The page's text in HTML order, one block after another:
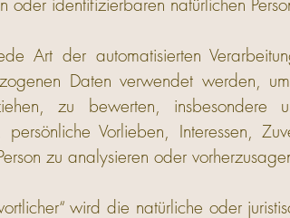
Art der automatisierten
Daten verwendet werden,
zu bewerten, insbesondere
persönliche Vorlieben, Interessen,
zu analysieren oder
wird die natürliche oder